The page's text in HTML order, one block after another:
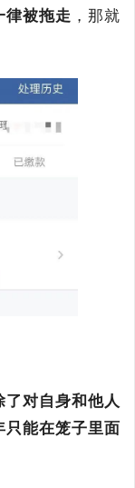
律被拖走 ，那就
对自身和他人
能在笼子里面